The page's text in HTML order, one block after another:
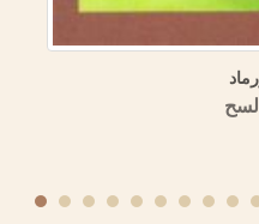
ابن عساكر وابن العديم
السورية